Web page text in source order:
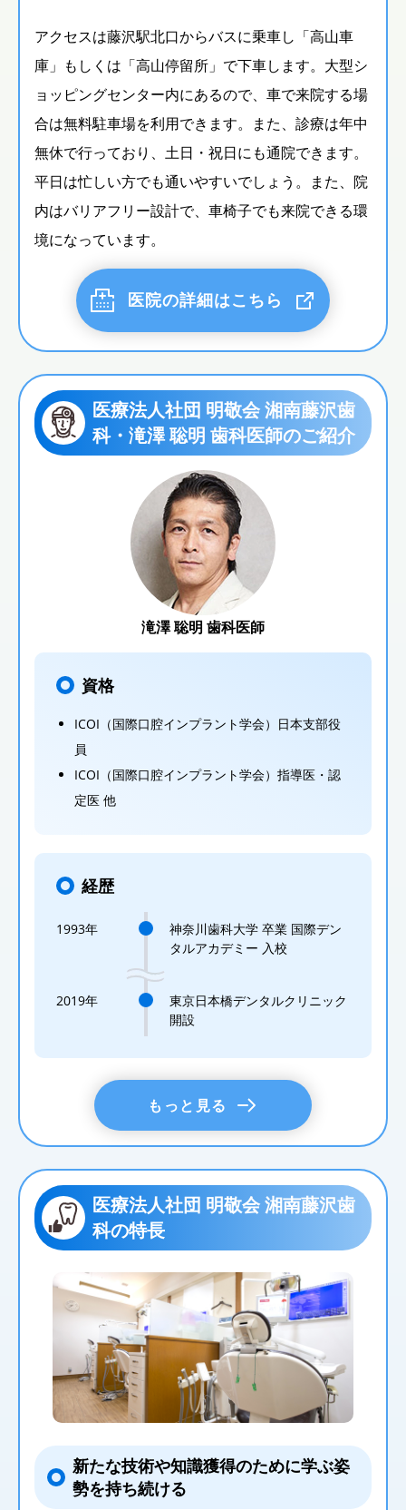
アクセスは藤沢駅北口からバスに乗車し「高山車
庫」もしくは「高山停留所」で下車します。大型シ
ョッピングセンター内にあるので、車で来院する場
合は無料駐車場を利用できます。また、診療は年中
無休で行っており、土日・祝日にも通院できます。
平日は忙しい方でも通いやすいでしょう。また、院
内はバリアフリー設計で、車椅子でも来院できる環
境になっています。
医院の詳細はこちら
医療法人社団 明敬会 湘南藤沢歯
科・滝澤 聡明 歯科医師のご紹介
滝澤 聡明 歯科医師
資格
ICOI（国際口腔インプラント学会）日本支部役
員
ICOI（国際口腔インプラント学会）指導医・認
定医 他
経歴
1993年
神奈川歯科大学 卒業 国際デン
タルアカデミー 入校
2019年
東京日本橋デンタルクリニック
開設
もっと見る
医療法人社団 明敬会 湘南藤沢歯
科の特長
新たな技術や知識獲得のために学ぶ姿
勢を持ち続ける